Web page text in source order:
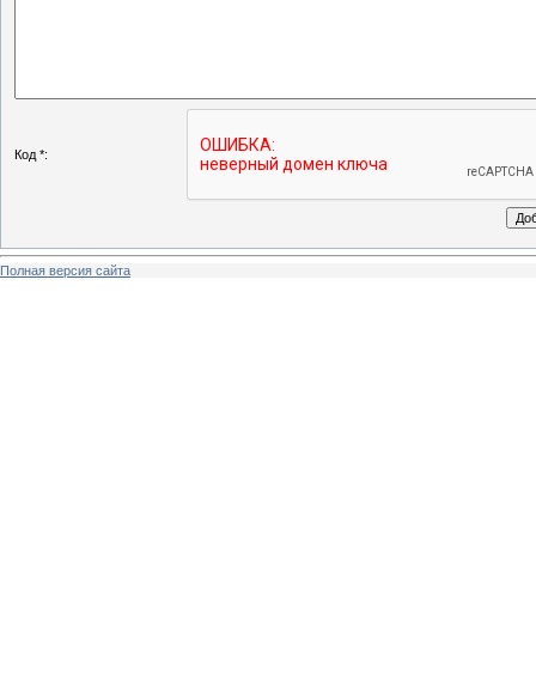
Код *:
Полная версия сайта